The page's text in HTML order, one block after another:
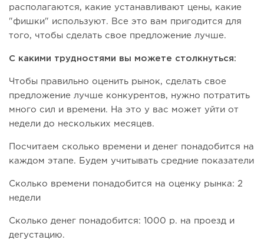
располагаются, какие устанавливают цены, какие
"фишки" используют. Все это вам пригодится для
того, чтобы сделать свое предложение лучше.
С какими трудностями вы можете столкнуться:
Чтобы правильно оценить рынок, сделать свое
предложение лучше конкурентов, нужно потратить
много сил и времени. На это у вас может уйти от
недели до нескольких месяцев.
Посчитаем сколько времени и денег понадобится на
каждом этапе. Будем учитывать средние показатели
Сколько времени понадобится на оценку рынка: 2
недели
Сколько денег понадобится: 1000 р. на проезд и
дегустацию.